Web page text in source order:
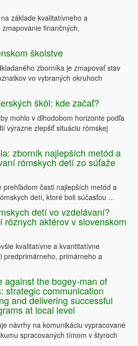
základe kvalitatívneho a
finančných,
školstve
zborníka je zmapovať stav
vo vybraných okruhoch
škôl: kde začať?
mohlo v dlhodobom horizonte podľa
výrazne zlepšiť situáciu rómskej
zborník najlepších metód a
rómskych detí zo súťaže
prehľadom časti najlepších metód a
detí, ktoré boli súčasťou ...
detí vo vzdelávaní?
rôznych aktérov v slovenskom
kvalitatívne a kvantitatívne
predprimárneho, primárneho a
against the bogey-man of
strategic communication
and delivering successful
at local level
návrhy na komunikáciu vypracované
spracovaných tímom v štyroch